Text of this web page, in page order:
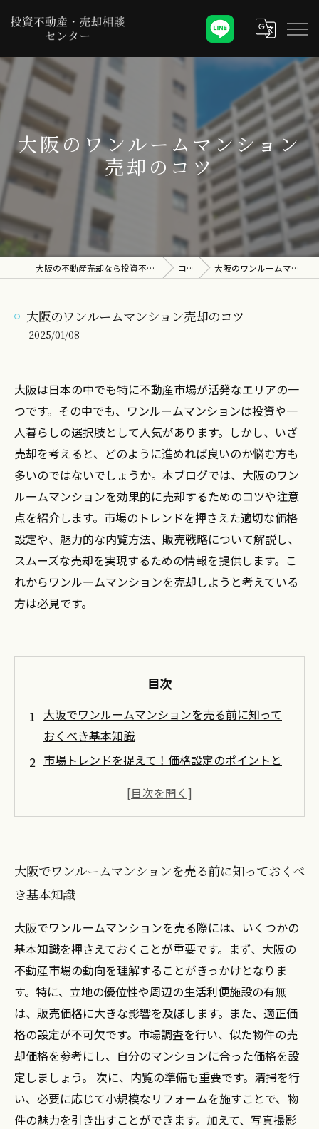
大阪のワンルームマンション
売却のコツ
大阪の不動産売却なら投資不動産・売却相談センター コラム 大阪のワンルームマンション売却のコツ
大阪のワンルームマンション売却のコツ
2025/01/08
大阪は日本の中でも特に不動産市場が活発なエリアの一
つです。その中でも、ワンルームマンションは投資や一
人暮らしの選択肢として人気があります。しかし、いざ
売却を考えると、どのように進めれば良いのか悩む方も
多いのではないでしょうか。本ブログでは、大阪のワン
ルームマンションを効果的に売却するためのコツや注意
点を紹介します。市場のトレンドを押さえた適切な価格
設定や、魅力的な内覧方法、販売戦略について解説し、
スムーズな売却を実現するための情報を提供します。こ
れからワンルームマンションを売却しようと考えている
方は必見です。
目次
大阪でワンルームマンションを売る前に知って
おくべき基本知識
市場トレンドを捉えて！価格設定のポイントと
魅力的な内覧を実現するためのテクニック
クリスト
売却後のアフターフォローの重要性
大阪の不動産市場で繰り広げるワンルームマン
ションの売却ストーリー
大阪でワンルームマンションを売る前に知っておくべ
き基本知識
大阪でワンルームマンションを売る際には、いくつかの
基本知識を押さえておくことが重要です。まず、大阪の
不動産市場の動向を理解することがきっかけとなりま
す。特に、立地の優位性や周辺の生活利便施設の有無
は、販売価格に大きな影響を及ぼします。また、適正価
格の設定が不可欠です。市場調査を行い、似た物件の売
却価格を参考にし、自分のマンションに合った価格を設
定しましょう。 次に、内覧の準備も重要です。清掃を行
い、必要に応じて小規模なリフォームを施すことで、物
件の魅力を引き出すことができます。加えて、写真撮影